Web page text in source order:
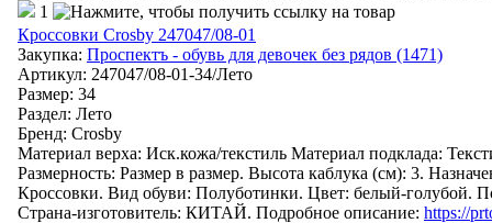
1
Кроссовки Crosby 247047/08-01
Закупка: Проспектъ - обувь для девочек без рядов (1471)
Артикул: 247047/08-01-34/Лето
Размер: 34
Раздел: Лето
Бренд: Crosby
Материал верха: Иск.кожа/текстиль Материал подклада:
Размерность: Размер в размер. Высота каблука (см): 3.
Кроссовки. Вид обуви: Полуботинки. Цвет: белый-
Страна-изготовитель: КИТАЙ. Подробное описание: https://